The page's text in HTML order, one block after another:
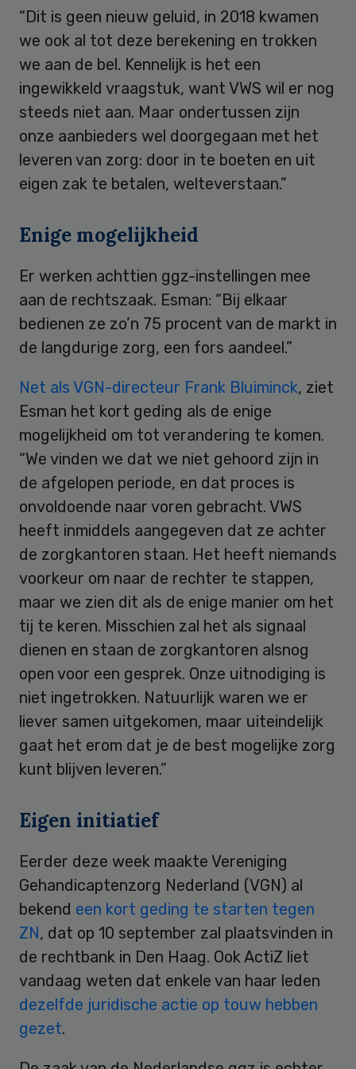
“Dit is geen nieuw geluid, in 2018 kwamen
we ook al tot deze berekening en trokken
we aan de bel. Kennelijk is het een
ingewikkeld vraagstuk, want VWS wil er nog
steeds niet aan. Maar ondertussen zijn
onze aanbieders wel doorgegaan met het
leveren van zorg: door in te boeten en uit
eigen zak te betalen, welteverstaan.”
Enige mogelijkheid
Er werken achttien ggz-instellingen mee
aan de rechtszaak. Esman: “Bij elkaar
bedienen ze zo’n 75 procent van de markt in
de langdurige zorg, een fors aandeel.”
Net als VGN-directeur Frank Bluiminck, ziet
Esman het kort geding als de enige
mogelijkheid om tot verandering te komen.
“We vinden we dat we niet gehoord zijn in
de afgelopen periode, en dat proces is
onvoldoende naar voren gebracht. VWS
heeft inmiddels aangegeven dat ze achter
de zorgkantoren staan. Het heeft niemands
voorkeur om naar de rechter te stappen,
maar we zien dit als de enige manier om het
tij te keren. Misschien zal het als signaal
dienen en staan de zorgkantoren alsnog
open voor een gesprek. Onze uitnodiging is
niet ingetrokken. Natuurlijk waren we er
liever samen uitgekomen, maar uiteindelijk
gaat het erom dat je de best mogelijke zorg
kunt blijven leveren.”
Eigen initiatief
Eerder deze week maakte Vereniging
Gehandicaptenzorg Nederland (VGN) al
bekend een kort geding te starten tegen
ZN, dat op 10 september zal plaatsvinden in
de rechtbank in Den Haag. Ook ActiZ liet
vandaag weten dat enkele van haar leden
dezelfde juridische actie op touw hebben
gezet.